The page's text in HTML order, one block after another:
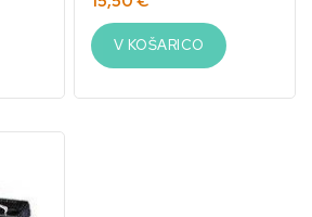
V KOŠARICO